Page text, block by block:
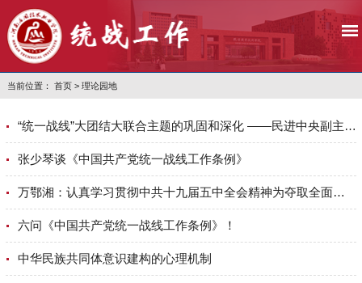
当前位置： 首页> 理论园地
“统一战线”大团结大联合主题的巩固和深化 ——民进中央副主席王刚谈《中国共产党统一战线工作条例》
张少琴谈《中国共产党统一战线工作条例》
万鄂湘：认真学习贯彻中共十九届五中全会精神为夺取全面建设 社会主义现代化国家新胜利贡献民革力量
六问《中国共产党统一战线工作条例》！
中华民族共同体意识建构的心理机制